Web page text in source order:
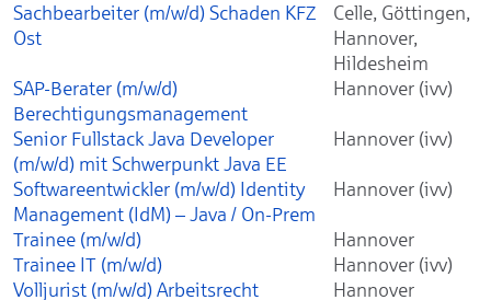
Sachbearbeiter (m/w/d) Schaden KFZ
Ost
Celle, Göttingen,
Hannover,
Hildesheim
SAP-Berater (m/w/d)
Berechtigungsmanagement
Hannover (ivv)
Senior Fullstack Java Developer
(m/w/d) mit Schwerpunkt Java EE
Hannover (ivv)
Softwareentwickler (m/w/d) Identity
Management (IdM) – Java / On-Prem
Hannover (ivv)
Trainee (m/w/d)
Hannover
Trainee IT (m/w/d)
Hannover (ivv)
Volljurist (m/w/d) Arbeitsrecht
Hannover